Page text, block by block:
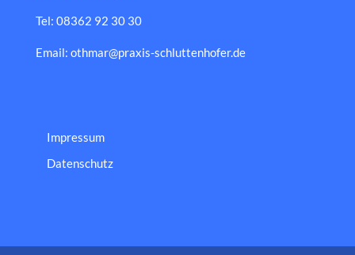
Tel: 08362 92 30 30
Email: othmar@praxis-schluttenhofer.de
Impressum
Datenschutz